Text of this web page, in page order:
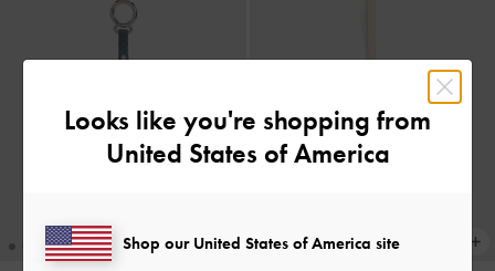
Looks like you're shopping from
United States of America
Shop our United States of America site